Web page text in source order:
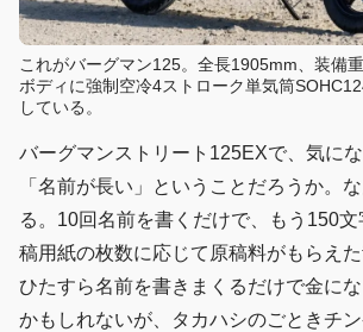
これがバーグマン125。全長1905mm、装備
ボディに強制空冷4ストローク単気筒
している。
バーグマンストリート125EXで、気に
「名前が長い」ということだろうか。
る。10回名前を書くだけで、もう150
稿用紙の枚数に応じて原稿料がもらえた
ひたすら名前を書きまくるだけで金に
かもしれないが、タカハシのごときチン